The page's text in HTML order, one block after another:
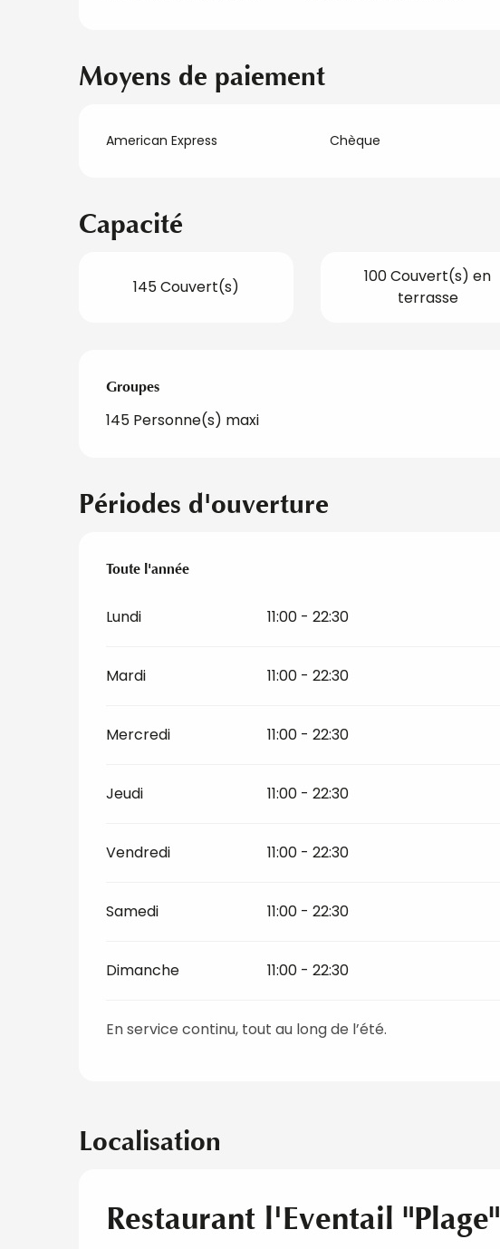
Moyens de paiement
American Express Chèque
Capacité
145 Couvert(s)
100 Couvert(s) en
terrasse
Groupes
Groupes
145 Personne(s) maxi
Périodes d'ouverture
Toute l'année
Toute l'année
Lundi 11:00 - 22:30
Mardi 11:00 - 22:30
Mercredi 11:00 - 22:30
Jeudi 11:00 - 22:30
Vendredi 11:00 - 22:30
Samedi 11:00 - 22:30
Dimanche 11:00 - 22:30
En service continu, tout au long de l’été.
Localisation
Restaurant l'Eventail "Plage"